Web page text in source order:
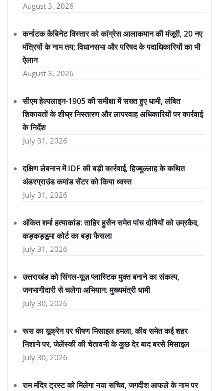
August 3, 2026
कर्नाटक कैबिनेट विस्तार को कांग्रेस आलाकमान की मंजूरी, 20 नए
मंत्रियों के नाम तय; विधानसभा और परिषद के पदाधिकारियों का भी
ऐलान
August 3, 2026
सीएम हेल्पलाइन-1905 की समीक्षा में सख्त हुए धामी, लंबित
शिकायतों के शीघ्र निस्तारण और लापरवाह अधिकारियों पर कार्रवाई
के निर्देश
July 31, 2026
दक्षिण लेबनान में IDF की बड़ी कार्रवाई, हिज्बुल्लाह के कथित
अंडरग्राउंड कमांड सेंटर को किया ध्वस्त
July 31, 2026
अंकित शर्मा हत्याकांड: ताहिर हुसैन समेत पांच दोषियों को उम्रकैद,
कड़कड़डूमा कोर्ट का बड़ा फैसला
July 31, 2026
उत्तराखंड को सिंगल-यूज़ प्लास्टिक मुक्त बनाने का संकल्प,
जनभागीदारी से चलेगा अभियान: मुख्यमंत्री धामी
July 30, 2026
रूस का यूक्रेन पर भीषण मिसाइल हमला, कीव समेत कई शहर
निशाने पर, जेलेंस्की की चेतावनी के कुछ देर बाद बरसे मिसाइल
July 30, 2026
राम मंदिर ट्रस्ट को मिलेगा नया सचिव, जगदीश आफले के नाम पर